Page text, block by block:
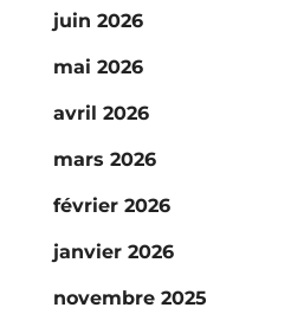
juin 2026
mai 2026
avril 2026
mars 2026
février 2026
janvier 2026
novembre 2025